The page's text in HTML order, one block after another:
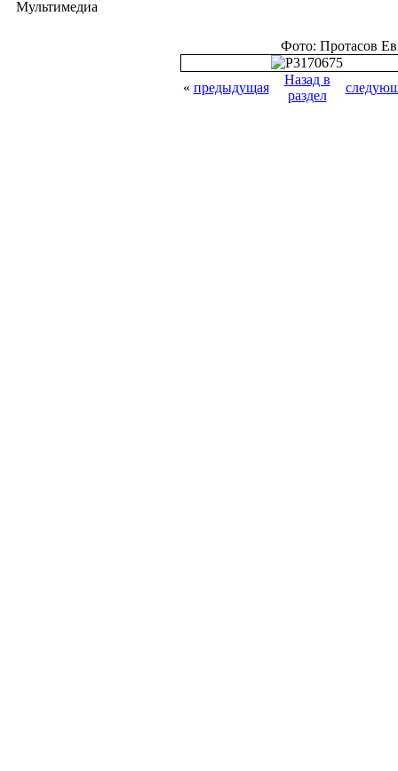
Мультимедиа
Фото: Протасов
« предыдущая
Назад в
раздел